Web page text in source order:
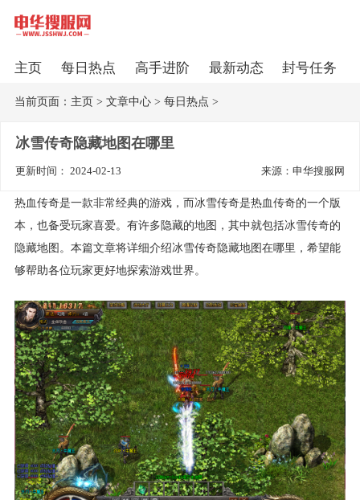
主页 每日热点 高手进阶 最新动态 封号任务
当前页面： 主页> 文章中心> 每日热点 >
冰雪传奇隐藏地图在哪里
更新时间： 2024-02-13 来源：申华搜服网
热血传奇是一款非常经典的游戏，而冰雪传奇是热血传奇的一个版
本，也备受玩家喜爱。有许多隐藏的地图，其中就包括冰雪传奇的
隐藏地图。本篇文章将详细介绍冰雪传奇隐藏地图在哪里，希望能
够帮助各位玩家更好地探索游戏世界。